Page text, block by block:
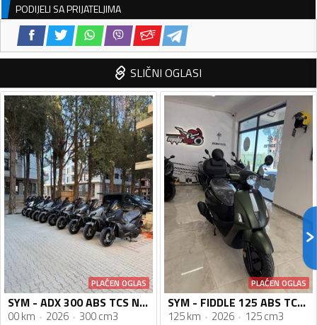
PODIJELI SA PRIJATELJIMA
SLIČNI OGLASI
PLAĆEN OGLAS
SYM - ADX 300 ABS TCS Novi Model
00 km 2026 300 cm3
PLAĆEN OGLAS
SYM - FIDDLE 125 ABS TCS 2026 Vodeno Hladjenje
125 km 2026 125 cm3